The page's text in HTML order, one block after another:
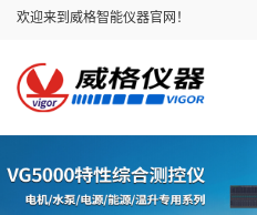
欢迎来到威格智能仪器官网！